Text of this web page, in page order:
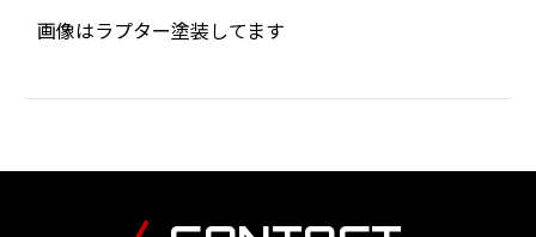
画像はラプター塗装してます